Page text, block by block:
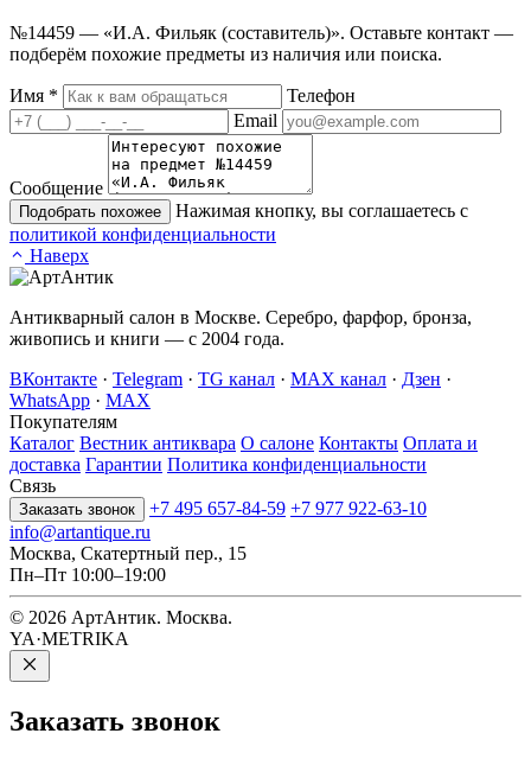
№14459 — «И.А. Фильяк (составитель)». Оставьте контакт —
подберём похожие предметы из наличия или поиска.
Имя *
Телефон
Email
Сообщение
Подобрать похожее
Нажимая кнопку, вы соглашаетесь с
политикой конфиденциальности
Наверх
Антикварный салон в Москве. Серебро, фарфор, бронза,
живопись и книги — с 2004 года.
ВКонтакте · Telegram · TG канал · MAX канал · Дзен ·
WhatsApp · MAX
Покупателям
Каталог Вестник антиквара О салоне Контакты Оплата и
доставка Гарантии Политика конфиденциальности
Связь
Заказать звонок +7 495 657-84-59 +7 977 922-63-10
info@artantique.ru
Москва, Скатертный пер., 15
Пн–Пт 10:00–19:00
© 2026 АртАнтик. Москва.
YA·METRIKA
Заказать звонок